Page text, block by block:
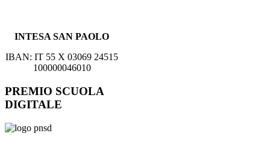
INTESA SAN PAOLO
IBAN: IT 55 X 03069 24515
100000046010
PREMIO SCUOLA
DIGITALE